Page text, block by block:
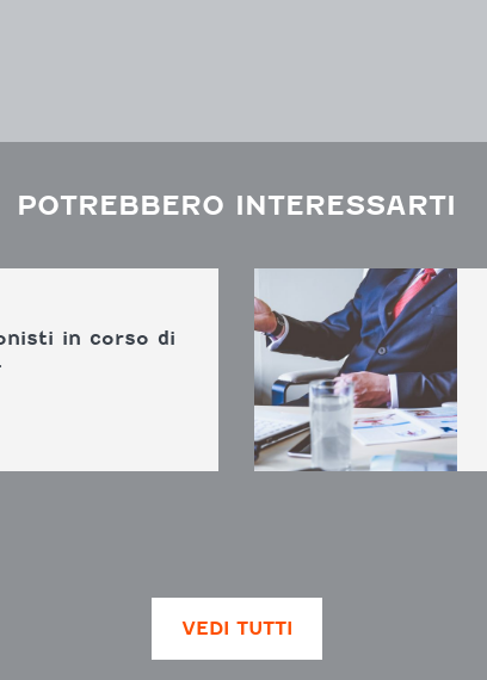
POTREBBERO INTERESSARTI
in corso di
VEDI TUTTI